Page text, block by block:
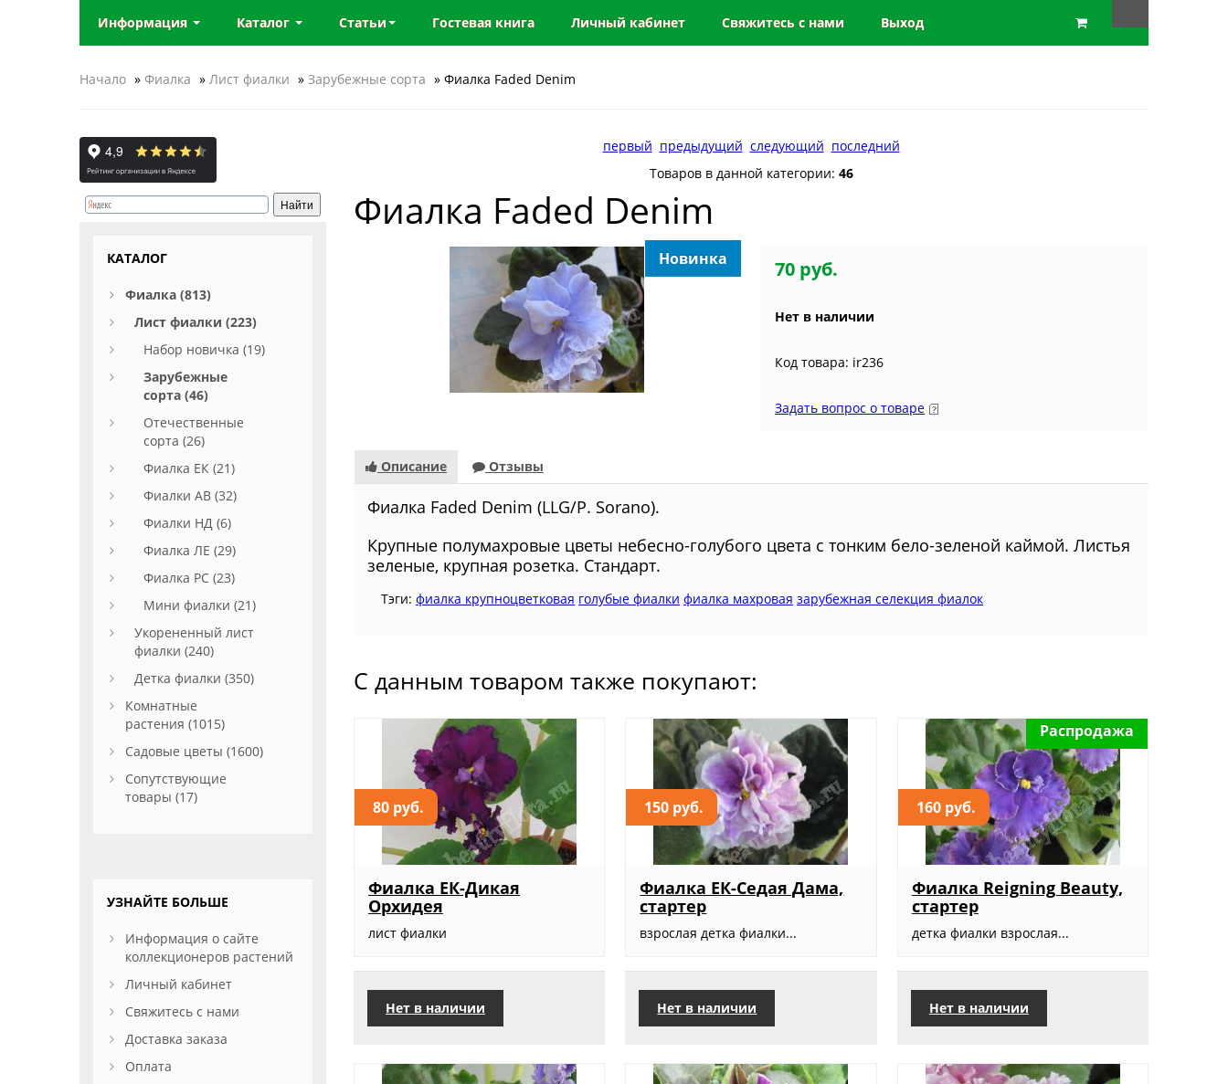
Информация Каталог Статьи Гостевая книга Личный кабинет Свяжитесь с нами Выход
Начало » Фиалка » Лист фиалки » Зарубежные сорта » Фиалка Faded Denim
первый предыдущий следующий последний
Товаров в данной категории: 46
Фиалка Faded Denim
Новинка 70 руб.
Нет в наличии
Код товара: ir236
Задать вопрос о товаре
Описание Отзывы
Фиалка Faded Denim (LLG/P. Sorano).
Крупные полумахровые цветы небесно-голубого цвета с тонким бело-зеленой каймой. Листья
зеленые, крупная розетка. Стандарт.
Тэги:фиалка крупноцветковая голубые фиалки фиалка махровая зарубежная селекция фиалок
С данным товаром также покупают:
80 руб.
Фиалка ЕК-Дикая
Орхидея
лист фиалки
Нет в наличии
150 руб.
Фиалка ЕК-Седая Дама,
стартер
взрослая детка фиалки...
Нет в наличии
160 руб.
Распродажа
Фиалка Reigning Beauty,
стартер
детка фиалки взрослая...
Нет в наличии
КАТАЛОГ
Фиалка (813)
Лист фиалки (223)
Набор новичка (19)
Зарубежные
сорта (46)
Отечественные
сорта (26)
Фиалка ЕК (21)
Фиалки АВ (32)
Фиалки НД (6)
Фиалка ЛЕ (29)
Фиалка РС (23)
Мини фиалки (21)
Укорененный лист
фиалки (240)
Детка фиалки (350)
Комнатные
растения (1015)
Садовые цветы (1600)
Сопутствующие
товары (17)
УЗНАЙТЕ БОЛЬШЕ
Информация о сайте
коллекционеров растений
Личный кабинет
Свяжитесь с нами
Доставка заказа
Оплата